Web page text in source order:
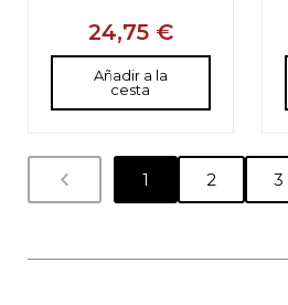
24,75 €
Añadir a la
cesta
1 2 3